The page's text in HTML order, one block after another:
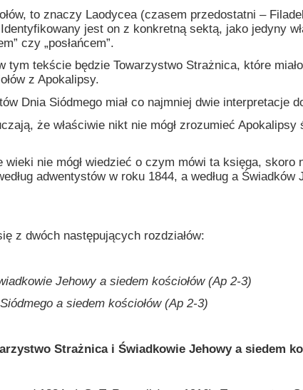
to znaczy Laodycea (czasem przedostatni –
jest on z konkretną sektą, jako jedyny
czy „posłańcem”.
tekście będzie Towarzystwo Strażnica, które miało
z Apokalipsy.
Dnia Siódmego miał co najmniej dwie interpretacje
że właściwie nikt nie mógł zrozumieć Apokalipsy
wieki nie mógł wiedzieć o czym mówi ta księga, skoro
adwentystów w roku 1844, a według a
dwóch następujących rozdziałów:
Jehowy a siedem kościołów (Ap 2-3)
a siedem kościołów (Ap 2-3)
Strażnica i Świadkowie Jehowy a siedem